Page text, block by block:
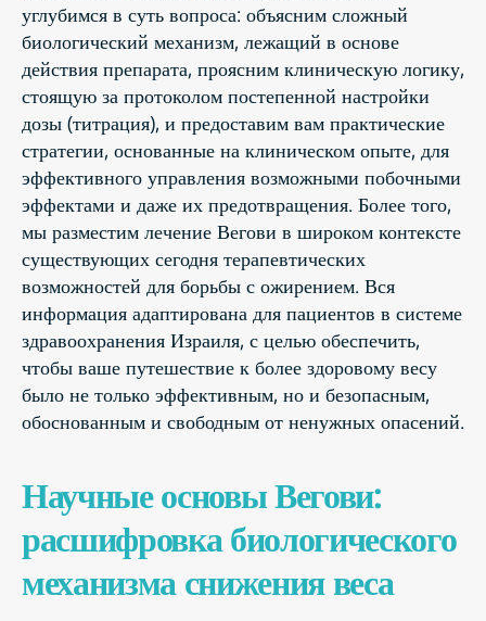
углубимся в суть вопроса: объясним сложный
биологический механизм, лежащий в основе
действия препарата, проясним клиническую логику,
стоящую за протоколом постепенной настройки
дозы (титрация), и предоставим вам практические
стратегии, основанные на клиническом опыте, для
эффективного управления возможными побочными
эффектами и даже их предотвращения. Более того,
мы разместим лечение Вегови в широком контексте
существующих сегодня терапевтических
возможностей для борьбы с ожирением. Вся
информация адаптирована для пациентов в системе
здравоохранения Израиля, с целью обеспечить,
чтобы ваше путешествие к более здоровому весу
было не только эффективным, но и безопасным,
обоснованным и свободным от ненужных опасений.
Научные основы Вегови:
расшифровка биологического
механизма снижения веса